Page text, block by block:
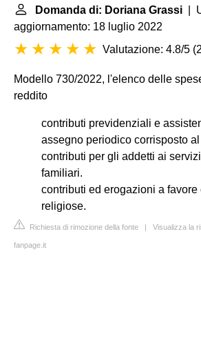
Domanda di: Doriana Grassi |
aggiornamento: 18 luglio 2022
Valutazione: 4.8/5 (
Modello 730/2022, l'elenco delle
reddito
contributi previdenziali e
assegno periodico corrisposto
contributi per gli addetti ai
familiari.
contributi ed erogazioni a favore
religiose.
Richiesta di rimozione della fonte | Visualizza la
fanpage.it